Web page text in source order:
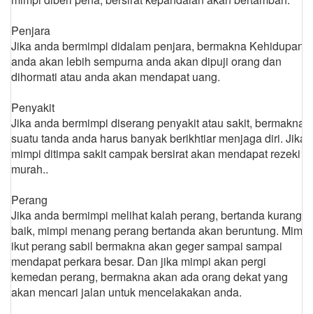
Penjara
Jika anda bermimpi didalam penjara, bermakna Kehidupan
anda akan lebih sempurna anda akan dipuji orang dan
dihormati atau anda akan mendapat uang.
Penyakit
Jika anda bermimpi diserang penyakit atau sakit, bermakna
suatu tanda anda harus banyak berikhtiar menjaga diri. Jika
mimpi ditimpa sakit campak bersirat akan mendapat rezeki
murah..
Perang
Jika anda bermimpi melihat kalah perang, bertanda kurang
baik, mimpi menang perang bertanda akan beruntung. Mimpi
ikut perang sabil bermakna akan geger sampai sampai
mendapat perkara besar. Dan jika mimpi akan pergi
kemedan perang, bermakna akan ada orang dekat yang
akan mencari jalan untuk mencelakakan anda.